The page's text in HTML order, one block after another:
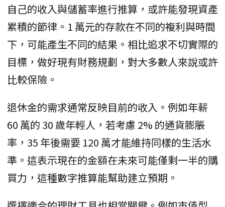
自己的收入與儲蓄率進行推算，或許能發現資產
累積的節律。1 萬元的存款在不同的複利與時間
下，可能產生不同的結果。相比追求不切實際的
目標，做好現有財務規劃，對大多數人來說或許
比較保險。
退休金的需求通常反映目前的收入。例如年薪
60 萬的 30 歲年輕人，若考慮 2% 的通貨膨脹
率，35 年後需要 120 萬才能維持同樣的生活水
準。這表示現在的金額在未來可能僅剩一半的購
買力，這種數字推算能幫助建立預期。